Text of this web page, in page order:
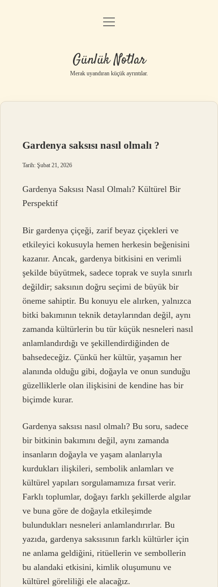
Anasayfa
Yasal Uyarı
menüyü
Günlük Notlar
Merak uyandıran küçük ayrıntılar.
Gardenya saksısı nasıl olmalı ?
Tarih: Şubat 21, 2026
Gardenya Saksısı Nasıl Olmalı? Kültürel Bir
Perspektif
Bir gardenya çiçeği, zarif beyaz çiçekleri ve
etkileyici kokusuyla hemen herkesin beğenisini
kazanır. Ancak, gardenya bitkisini en verimli
şekilde büyütmek, sadece toprak ve suyla sınırlı
değildir; saksının doğru seçimi de büyük bir
öneme sahiptir. Bu konuyu ele alırken, yalnızca
bitki bakımının teknik detaylarından değil, aynı
zamanda kültürlerin bu tür küçük nesneleri nasıl
anlamlandırdığı ve şekillendirdiğinden de
bahsedeceğiz. Çünkü her kültür, yaşamın her
alanında olduğu gibi, doğayla ve onun sunduğu
güzelliklerle olan ilişkisini de kendine has bir
biçimde kurar.
Gardenya saksısı nasıl olmalı? Bu soru, sadece
bir bitkinin bakımını değil, aynı zamanda
insanların doğayla ve yaşam alanlarıyla
kurdukları ilişkileri, sembolik anlamları ve
kültürel yapıları sorgulamamıza fırsat verir.
Farklı toplumlar, doğayı farklı şekillerde algılar
ve buna göre de doğayla etkileşimde
bulundukları nesneleri anlamlandırırlar. Bu
yazıda, gardenya saksısının farklı kültürler için
ne anlama geldiğini, ritüellerin ve sembollerin
bu alandaki etkisini, kimlik oluşumunu ve
kültürel göreliliği ele alacağız.